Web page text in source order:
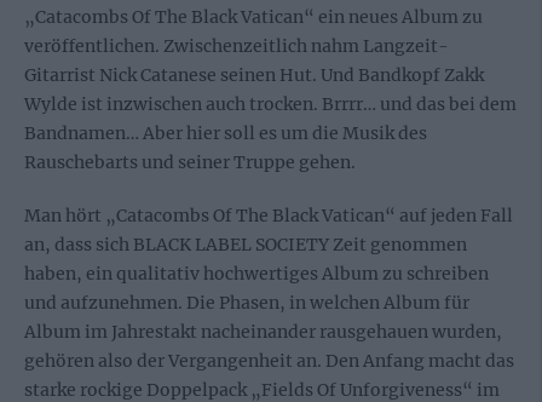
„Catacombs Of The Black Vatican“ ein neues Album zu
veröffentlichen. Zwischenzeitlich nahm Langzeit-
Gitarrist Nick Catanese seinen Hut. Und Bandkopf Zakk
Wylde ist inzwischen auch trocken. Brrrr… und das bei dem
Bandnamen… Aber hier soll es um die Musik des
Rauschebarts und seiner Truppe gehen.
Man hört „Catacombs Of The Black Vatican“ auf jeden Fall
an, dass sich BLACK LABEL SOCIETY Zeit genommen
haben, ein qualitativ hochwertiges Album zu schreiben
und aufzunehmen. Die Phasen, in welchen Album für
Album im Jahrestakt nacheinander rausgehauen wurden,
gehören also der Vergangenheit an. Den Anfang macht das
starke rockige Doppelpack „Fields Of Unforgiveness“ im